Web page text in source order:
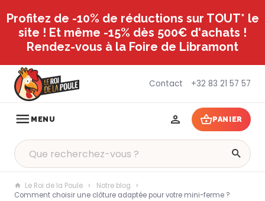
Profitez de -10% de réductions sur TOUT* le
site ! Et même -15% dès 500€ d'achats !
Rendez-vous à la Foire de Libramont
Contact +32 83 21 57 57
MENU PANIER
Le Roi de la Poule
Notre blog
Comment choisir une clôture adaptée pour votre mini-ferme ?